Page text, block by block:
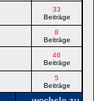
33
Beiträge
8
Beiträge
46
Beiträge
5
Beiträge